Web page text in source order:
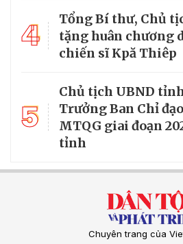
4
Tổng Bí thư, Chủ
tặng huân chương
chiến sĩ Kpă Thiêp
5
Chủ tịch UBND
Trưởng Ban Chỉ
MTQG giai đoạn
tỉnh
Chuyên trang của